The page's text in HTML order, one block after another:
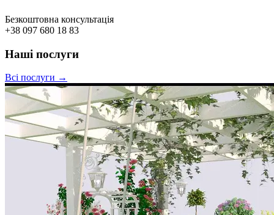
Безкоштовна консультація
+38 097 680 18 83
Наші послуги
Всі послуги →